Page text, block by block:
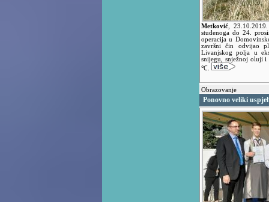
Metković
studenoga do 24.
operacija u
završni čin odvijao
Livanjskog polja u
snijegu, snježnoj oluji i
℃.
Obrazovanje
Ponovno veliki